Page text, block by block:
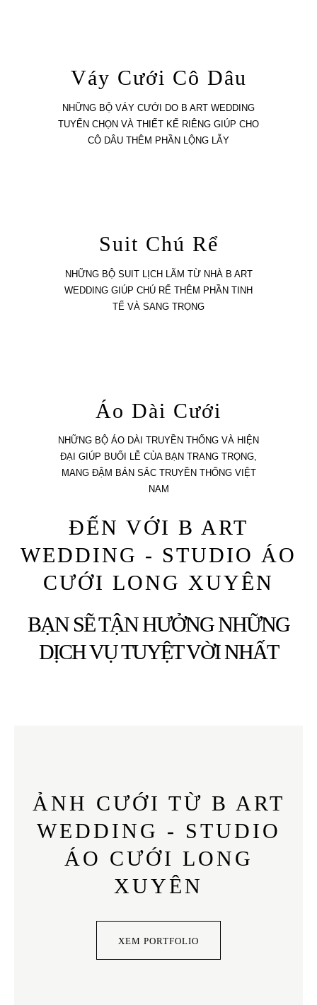
Váy Cưới Cô Dâu
NHỮNG BỘ VÁY CƯỚI DO B ART WEDDING
TUYỂN CHỌN VÀ THIẾT KẾ RIÊNG GIÚP CHO
CÔ DÂU THÊM PHẦN LỘNG LẪY
Suit Chú Rể
NHỮNG BỘ SUIT LỊCH LÃM TỪ NHÀ B ART
WEDDING GIÚP CHÚ RỂ THÊM PHẦN TINH
TẾ VÀ SANG TRỌNG
Áo Dài Cưới
NHỮNG BỘ ÁO DÀI TRUYỀN THỐNG VÀ HIỆN
ĐẠI GIÚP BUỔI LỄ CỦA BẠN TRANG TRỌNG,
MANG ĐẬM BẢN SẮC TRUYỀN THỐNG VIỆT
NAM
ĐẾN VỚI B ART
WEDDING - STUDIO ÁO
CƯỚI LONG XUYÊN
BẠN SẼ TẬN HƯỞNG NHỮNG
DỊCH VỤ TUYỆT VỜI NHẤT
ẢNH CƯỚI TỪ B ART
WEDDING - STUDIO
ÁO CƯỚI LONG
XUYÊN
XEM PORTFOLIO